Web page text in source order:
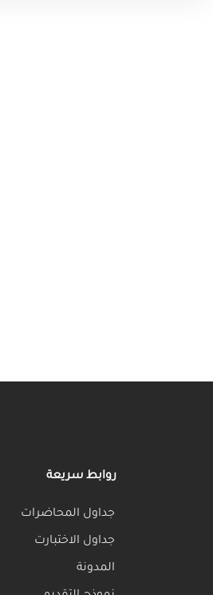
روابط سريعة
جداول المحاضرات
جداول الاختبارت
المدونة